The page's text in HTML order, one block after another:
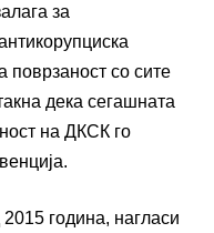
за
поврзаност со сите
дека сегашната
на ДКСК го
година, нагласи